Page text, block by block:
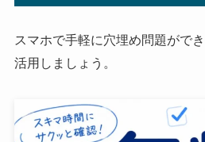
スマホで手軽に穴埋め問題がで
活用しましょう。